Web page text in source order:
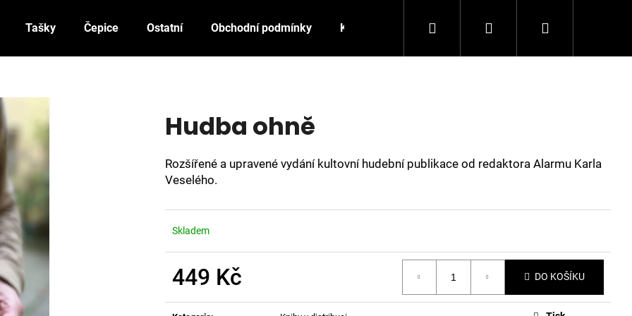
Tašky Čepice Ostatní Obchodní podmínky Kontakty Hledat PřihlášeníNákupní
Hudba ohně
Rozšířené a upravené vydání kultovní hudební publikace od redaktora Alarmu Karla
Veselého.
Skladem
449 Kč DO KOŠÍKU
HLEDAT
TOMU EZO
ZA ZDÍ